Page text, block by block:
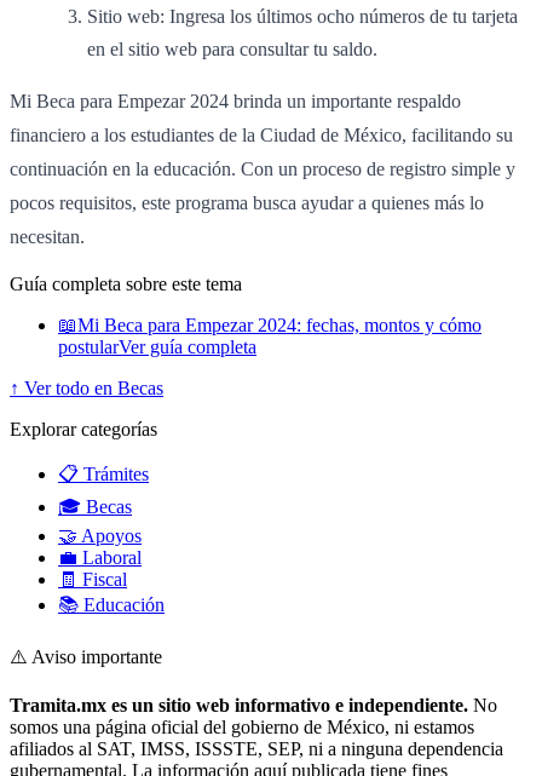
Sitio web: Ingresa los últimos ocho números de tu tarjeta
en el sitio web para consultar tu saldo.
Mi Beca para Empezar 2024 brinda un importante respaldo
financiero a los estudiantes de la Ciudad de México, facilitando su
continuación en la educación. Con un proceso de registro simple y
pocos requisitos, este programa busca ayudar a quienes más lo
necesitan.
Guía completa sobre este tema
📖Mi Beca para Empezar 2024: fechas, montos y cómo
postularVer guía completa
↑ Ver todo en Becas
Explorar categorías
📋 Trámites
🎓 Becas
🤝 Apoyos
💼 Laboral
🧾 Fiscal
📚 Educación
⚠️ Aviso importante
Tramita.mx es un sitio web informativo e independiente. No
somos una página oficial del gobierno de México, ni estamos
afiliados al SAT, IMSS, ISSSTE, SEP, ni a ninguna dependencia
gubernamental. La información aquí publicada tiene fines